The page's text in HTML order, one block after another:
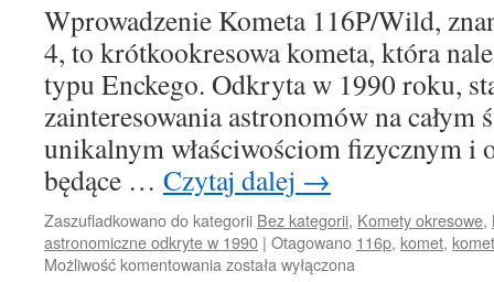
Wprowadzenie Kometa 116P/Wild,
4, to krótkookresowa kometa, która
typu Enckego. Odkryta w 1990 roku,
zainteresowania astronomów na
unikalnym właściwościom fizycznym i
będące … Czytaj dalej →
Zaszufladkowano do kategorii Bez kategorii, Komety okresowe,
astronomiczne odkryte w 1990 | Otagowano 116p, komet,
Możliwość komentowania 116P/Wild
została wyłączona